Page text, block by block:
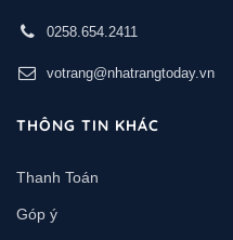
0258.654.2411
votrang@nhatrangtoday.vn
THÔNG TIN KHÁC
Thanh Toán
Góp ý